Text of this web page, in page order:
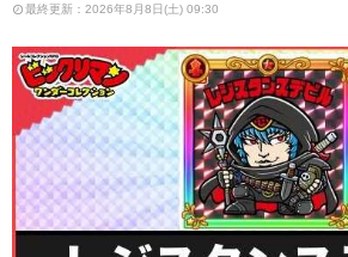
最終更新：2026年8月8日(土) 09:30